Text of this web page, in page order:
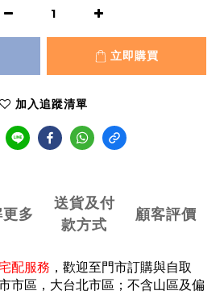
立即購買
加入追蹤清單
多
送貨及付
款方式
顧客評價
配服務 ，歡迎至門市訂購與自取
市區，大台北市區；不含山區及偏